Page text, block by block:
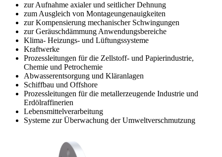
zur Aufnahme axialer und seitlicher Dehnung
zum Ausgleich von Montageungenauigkeiten
zur Kompensierung mechanischer Schwingungen
zur Geräuschdämmung Anwendungsbereiche
Klima- Heizungs- und Lüftungssysteme
Kraftwerke
Prozessleitungen für die Zellstoff- und Papierindustrie,
Chemie und Petrochemie
Abwasserentsorgung und Kläranlagen
Schiffbau und Offshore
Prozessleitungen für die metallerzeugende Industrie und
Erdölraffinerien
Lebensmittelverarbeitung
Systeme zur Überwachung der Umweltverschmutzung